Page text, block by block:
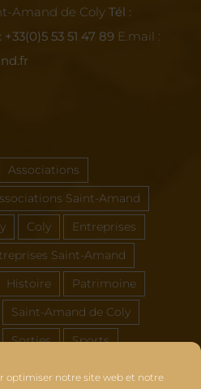
optimiser notre site web et notre
Amand de Coly Tél :
+33(0)5 53 51 47 89 E.mail :
Associations
Saint-Amand
Coly Entreprises
Saint-Amand
Histoire Patrimoine
Saint-Amand de Coly
Sorties Sports